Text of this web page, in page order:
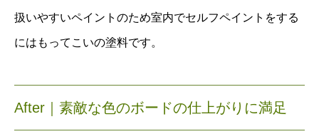
扱いやすいペイントのため室内でセルフペイントをする
にはもってこいの塗料です。
After｜素敵な色のボードの仕上がりに満足